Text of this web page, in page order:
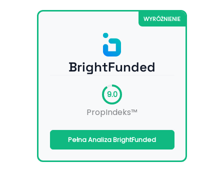
WYRÓŻNIENIE
BrightFunded
9.0
PropIndeks™
Pełna Analiza BrightFunded